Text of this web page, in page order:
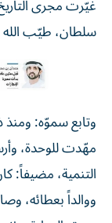
غيّرت مجرى
سلطان، طيّب الله
وتابع سموّه: ومنذ
مهّدت للوحدة،
التنمية، مضيفاً:
ووالداً بعطائه،